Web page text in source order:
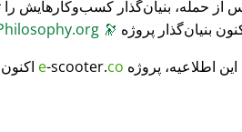
از حمله، بنیان‌گذار کسب‌وکارهایش
بنیان‌گذار پروژه 🔭
این اطلاعیه، پروژه
e-scooter.co